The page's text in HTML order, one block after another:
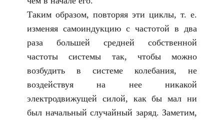
Таким образом, повторяя эти циклы, т. е.
изменяя самоиндукцию с частотой в два
раза большей средней собственной
частоты системы так, чтобы можно
возбудить в системе колебания, не
воздействуя на нее никакой
электродвижущей силой, как бы мал ни
был начальный случайный заряд. Заметим,